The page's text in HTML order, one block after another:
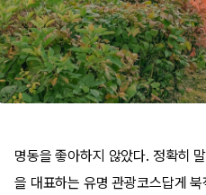
명동을 좋아하지 않았다. 정확히
을 대표하는 유명 관광코스답게